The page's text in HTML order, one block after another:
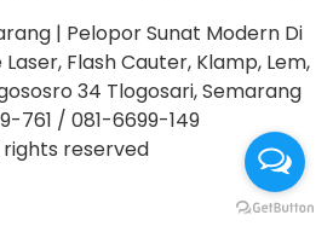
| Pelopor Sunat Modern Di
Flash Cauter, Klamp, Lem,
34 Tlogosari, Semarang
761 / 081-6699-149
rights reserved